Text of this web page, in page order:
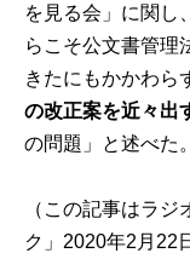
を見る会」に関し
らこそ公文書管理
きたにもかかわら
の改正案を近々出
の問題」と述べた。
（この記事はラ
ク」2020年2月22